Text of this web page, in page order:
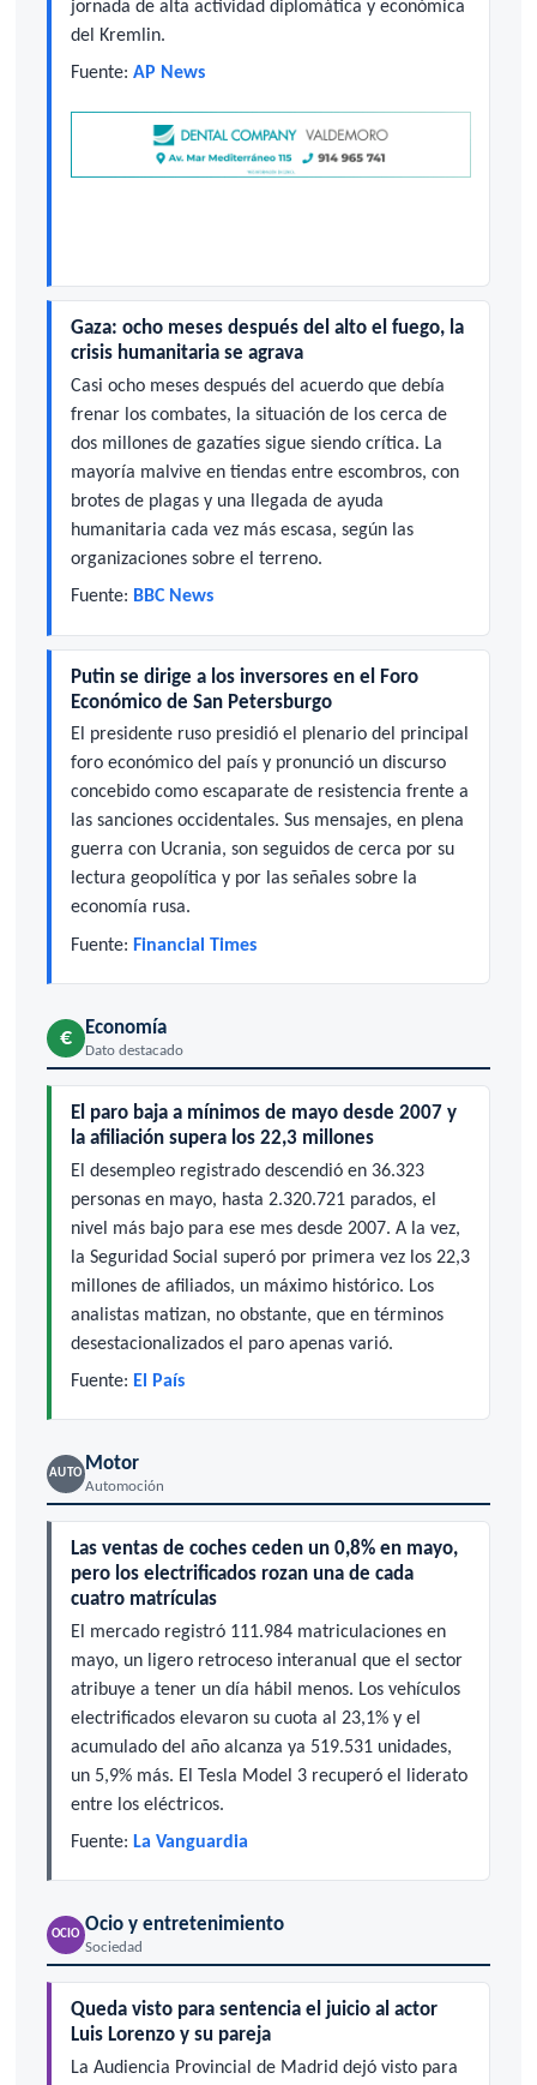
jornada de alta actividad diplomática y económica
del Kremlin.
Fuente: AP News
Gaza: ocho meses después del alto el fuego, la
crisis humanitaria se agrava
Casi ocho meses después del acuerdo que debía
frenar los combates, la situación de los cerca de
dos millones de gazatíes sigue siendo crítica. La
mayoría malvive en tiendas entre escombros, con
brotes de plagas y una llegada de ayuda
humanitaria cada vez más escasa, según las
organizaciones sobre el terreno.
Fuente: BBC News
Putin se dirige a los inversores en el Foro
Económico de San Petersburgo
El presidente ruso presidió el plenario del principal
foro económico del país y pronunció un discurso
concebido como escaparate de resistencia frente a
las sanciones occidentales. Sus mensajes, en plena
guerra con Ucrania, son seguidos de cerca por su
lectura geopolítica y por las señales sobre la
economía rusa.
Fuente: Financial Times
€ Economía
Dato destacado
El paro baja a mínimos de mayo desde 2007 y
la afiliación supera los 22,3 millones
El desempleo registrado descendió en 36.323
personas en mayo, hasta 2.320.721 parados, el
nivel más bajo para ese mes desde 2007. A la vez,
la Seguridad Social superó por primera vez los 22,3
millones de afiliados, un máximo histórico. Los
analistas matizan, no obstante, que en términos
desestacionalizados el paro apenas varió.
Fuente: El País
AUTO Motor
Automoción
Las ventas de coches ceden un 0,8% en mayo,
pero los electrificados rozan una de cada
cuatro matrículas
El mercado registró 111.984 matriculaciones en
mayo, un ligero retroceso interanual que el sector
atribuye a tener un día hábil menos. Los vehículos
electrificados elevaron su cuota al 23,1% y el
acumulado del año alcanza ya 519.531 unidades,
un 5,9% más. El Tesla Model 3 recuperó el liderato
entre los eléctricos.
Fuente: La Vanguardia
OCIO Ocio y entretenimiento
Sociedad
Queda visto para sentencia el juicio al actor
Luis Lorenzo y su pareja
La Audiencia Provincial de Madrid dejó visto para